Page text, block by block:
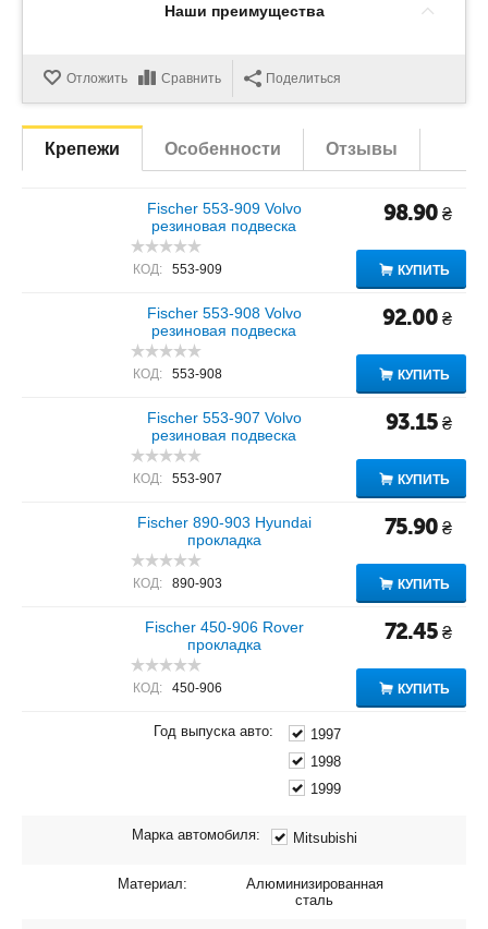
Наши преимущества
Отложить Сравнить Поделиться
Крепежи Особенности Отзывы
Fischer 553-909 Volvo
резиновая подвеска
КОД: 553-909
98.90 ₴
КУПИТЬ
Fischer 553-908 Volvo
резиновая подвеска
КОД: 553-908
92.00 ₴
КУПИТЬ
Fischer 553-907 Volvo
резиновая подвеска
КОД: 553-907
93.15 ₴
КУПИТЬ
Fischer 890-903 Hyundai
прокладка
КОД: 890-903
75.90 ₴
КУПИТЬ
Fischer 450-906 Rover
прокладка
КОД: 450-906
72.45 ₴
КУПИТЬ
Год выпуска авто:
1997
1998
1999
Марка автомобиля: Mitsubishi
Материал:
Алюминизированная
сталь